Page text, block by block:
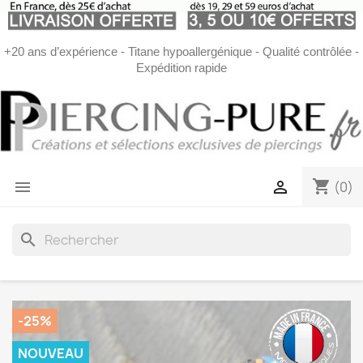
+20 ans d’expérience - Titane hypoallergénique - Qualité contrôlée -
Expédition rapide
 shopping_cart (0)

search
-25%
NOUVEAU